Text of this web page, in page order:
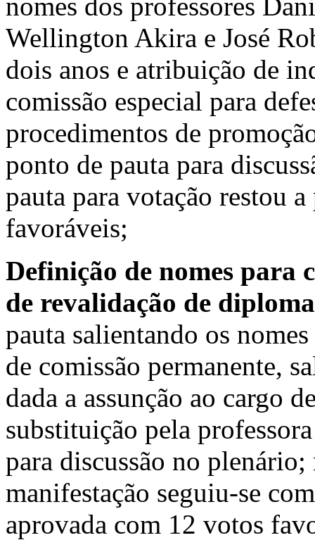
Wellington Akira e José
dois anos e atribuição de
comissão especial para
procedimentos de
ponto de pauta para
pauta para votação restou
favoráveis;
Definição de nomes para
de revalidação de
pauta salientando os
de comissão permanente,
dada a assunção ao cargo
substituição pela
para discussão no
manifestação seguiu-se
aprovada com 12 votos